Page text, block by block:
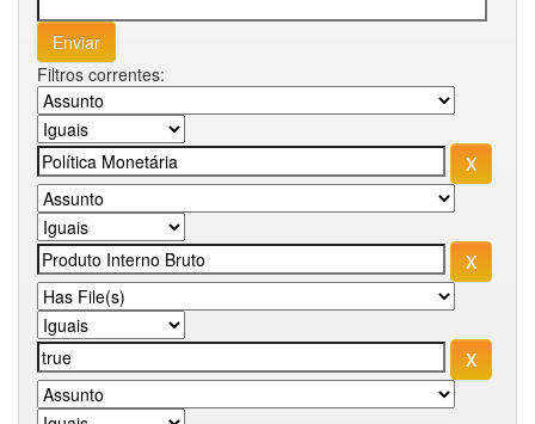
Filtros correntes: